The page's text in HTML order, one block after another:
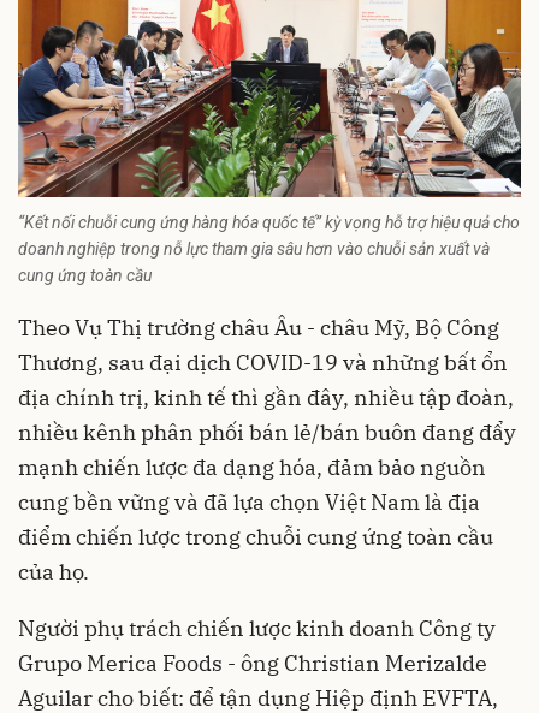
“Kết nối chuỗi cung ứng hàng hóa quốc tế” kỳ vọng hỗ trợ hiệu quả cho
doanh nghiệp trong nỗ lực tham gia sâu hơn vào chuỗi sản xuất và
cung ứng toàn cầu
Theo Vụ Thị trường châu Âu - châu Mỹ, Bộ Công
Thương, sau đại dịch COVID-19 và những bất ổn
địa chính trị, kinh tế thì gần đây, nhiều tập đoàn,
nhiều kênh phân phối bán lẻ/bán buôn đang đẩy
mạnh chiến lược đa dạng hóa, đảm bảo nguồn
cung bền vững và đã lựa chọn Việt Nam là địa
điểm chiến lược trong chuỗi cung ứng toàn cầu
của họ.
Người phụ trách chiến lược kinh doanh Công ty
Grupo Merica Foods - ông Christian Merizalde
Aguilar cho biết: để tận dụng Hiệp định EVFTA,